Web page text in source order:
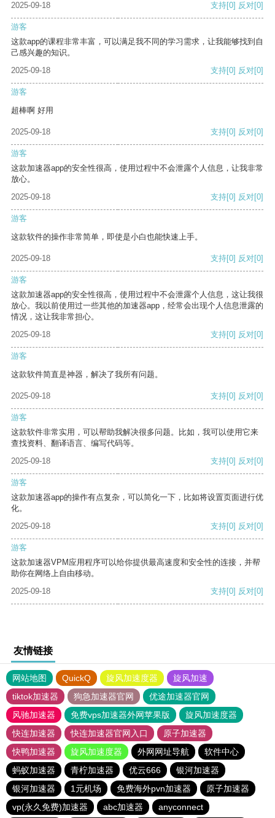
2025-09-18 支持[0] 反对[0]
游客
这款app的课程非常丰富，可以满足我不同的学习需求，让我能够找到自
己感兴趣的知识。
2025-09-18
支持[0] 反对[0]
游客
超棒啊 好用
2025-09-18 支持[0] 反对[0]
游客
这款加速器app的安全性很高，使用过程中不会泄露个人信息，让我非常
放心。
2025-09-18
支持[0] 反对[0]
游客
这款软件的操作非常简单，即使是小白也能快速上手。
2025-09-18 支持[0] 反对[0]
游客
这款加速器app的安全性很高，使用过程中不会泄露个人信息，这让我很
放心。我以前使用过一些其他的加速器app，经常会出现个人信息泄露的
情况，这让我非常担心。
2025-09-18
支持[0] 反对[0]
游客
这款软件简直是神器，解决了我所有问题。
2025-09-18 支持[0] 反对[0]
游客
这款软件非常实用，可以帮助我解决很多问题。比如，我可以使用它来
查找资料、翻译语言、编写代码等。
2025-09-18
支持[0] 反对[0]
游客
这款加速器app的操作有点复杂，可以简化一下，比如将设置页面进行优
化。
2025-09-18
支持[0] 反对[0]
游客
这款加速器VPM应用程序可以给你提供最高速度和安全性的连接，并帮
助你在网络上自由移动。
2025-09-18
支持[0] 反对[0]
友情链接
网站地图 QuickQ 旋风加速度器
旋风加速
tiktok加速器
狗急加速器官网
优途加速器官网
风驰加速器
免费vps加速器外网苹果版
旋风加速度器
快连加速器
快连加速器官网入口
原子加速器
快鸭加速器
旋风加速度器 外网网址导航
软件中心
蚂蚁加速器
青柠加速器 优云666
银河加速器
银河加速器
1元机场 免费海外pvn加速器
原子加速器
vp(永久免费)加速器
abc加速器 anyconnect